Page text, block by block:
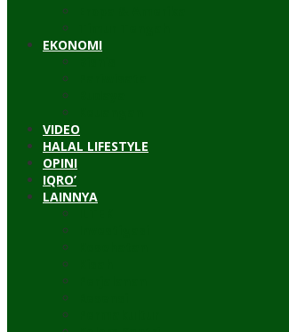
EKONOMI
VIDEO
HALAL LIFESTYLE
OPINI
IQRO’
LAINNYA